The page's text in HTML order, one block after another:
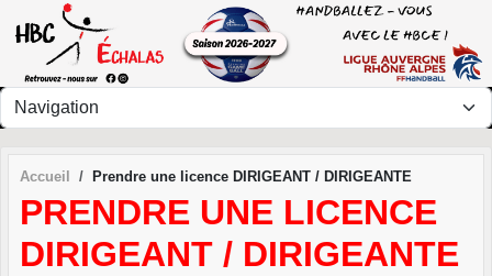
Accueil Prendre une licence DIRIGEANT / DIRIGEANTE
PRENDRE UNE LICENCE
DIRIGEANT / DIRIGEANTE
Panneau de gestion des cookies